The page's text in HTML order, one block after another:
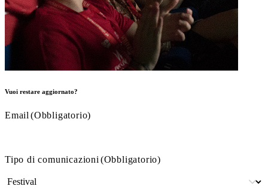
Vuoi restare aggiornato?
Email (Obbligatorio)
Tipo di comunicazioni (Obbligatorio)